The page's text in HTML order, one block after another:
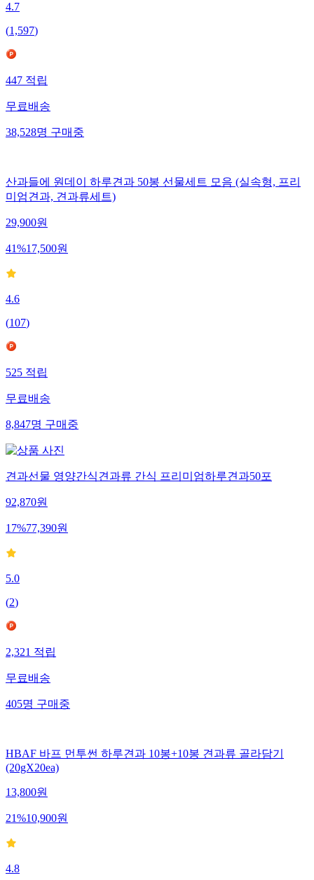
4.7
(1,597)
447 적립
무료배송
38,528명 구매중
산과들에 원데이 하루견과 50봉 선물세트 모음 (실속형, 프리
미엄견과, 견과류세트)
29,900원
41%17,500원
4.6
(107)
525적립
무료배송
8,847명구매중
견과선물 영양간식견과류 간식 프리미엄하루견과50포
92,870원
17%77,390원
5.0
(2)
2,321적립
무료배송
405명구매중
HBAF 바프 먼투썬 하루견과 10봉+10봉 견과류 골라담기
(20gX20ea)
13,800원
21%10,900원
4.8